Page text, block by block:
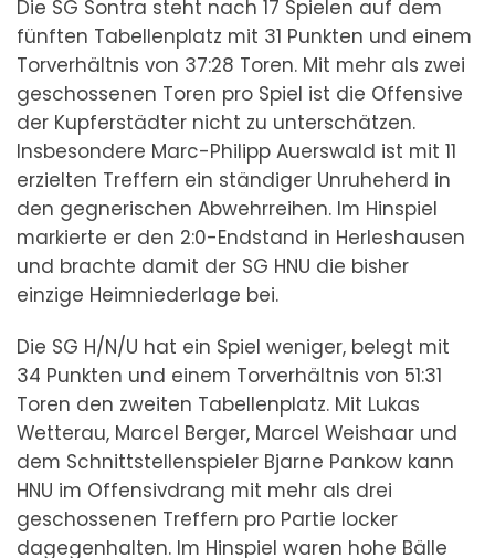
Die SG Sontra steht nach 17 Spielen auf dem
fünften Tabellenplatz mit 31 Punkten und einem
Torverhältnis von 37:28 Toren. Mit mehr als zwei
geschossenen Toren pro Spiel ist die Offensive
der Kupferstädter nicht zu unterschätzen.
Insbesondere Marc-Philipp Auerswald ist mit 11
erzielten Treffern ein ständiger Unruheherd in
den gegnerischen Abwehrreihen. Im Hinspiel
markierte er den 2:0-Endstand in Herleshausen
und brachte damit der SG HNU die bisher
einzige Heimniederlage bei.
Die SG H/N/U hat ein Spiel weniger, belegt mit
34 Punkten und einem Torverhältnis von 51:31
Toren den zweiten Tabellenplatz. Mit Lukas
Wetterau, Marcel Berger, Marcel Weishaar und
dem Schnittstellenspieler Bjarne Pankow kann
HNU im Offensivdrang mit mehr als drei
geschossenen Treffern pro Partie locker
dagegenhalten. Im Hinspiel waren hohe Bälle